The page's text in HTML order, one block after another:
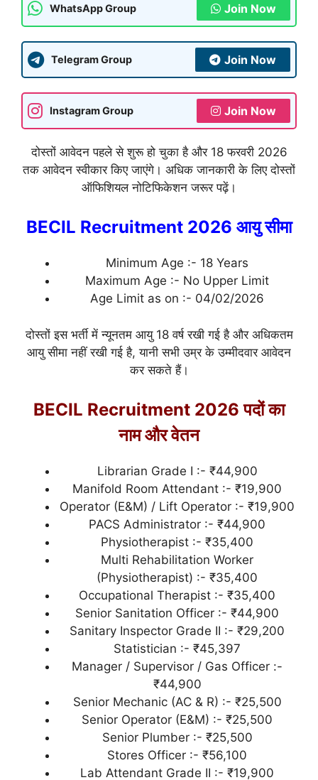
WhatsApp Group Join Now
Telegram Group Join Now
Instagram Group Join Now
दोस्तों आवेदन पहले से शुरू हो चुका है और 18 फरवरी 2026
तक आवेदन स्वीकार किए जाएंगे। अधिक जानकारी के लिए दोस्तों
ऑफिशियल नोटिफिकेशन जरूर पढ़ें।
BECIL Recruitment 2026 आयु सीमा
Minimum Age :- 18 Years
Maximum Age :- No Upper Limit
Age Limit as on :- 04/02/2026
दोस्तों इस भर्ती में न्यूनतम आयु 18 वर्ष रखी गई है और अधिकतम
आयु सीमा नहीं रखी गई है, यानी सभी उम्र के उम्मीदवार आवेदन
कर सकते हैं।
BECIL Recruitment 2026 पदों का
नाम और वेतन
Librarian Grade I :- ₹44,900
Manifold Room Attendant :- ₹19,900
Operator (E&M) / Lift Operator :- ₹19,900
PACS Administrator :- ₹44,900
Physiotherapist :- ₹35,400
Multi Rehabilitation Worker
(Physiotherapist) :- ₹35,400
Occupational Therapist :- ₹35,400
Senior Sanitation Officer :- ₹44,900
Sanitary Inspector Grade II :- ₹29,200
Statistician :- ₹45,397
Manager / Supervisor / Gas Officer :-
₹44,900
Senior Mechanic (AC & R) :- ₹25,500
Senior Operator (E&M) :- ₹25,500
Senior Plumber :- ₹25,500
Stores Officer :- ₹56,100
Lab Attendant Grade II :- ₹19,900